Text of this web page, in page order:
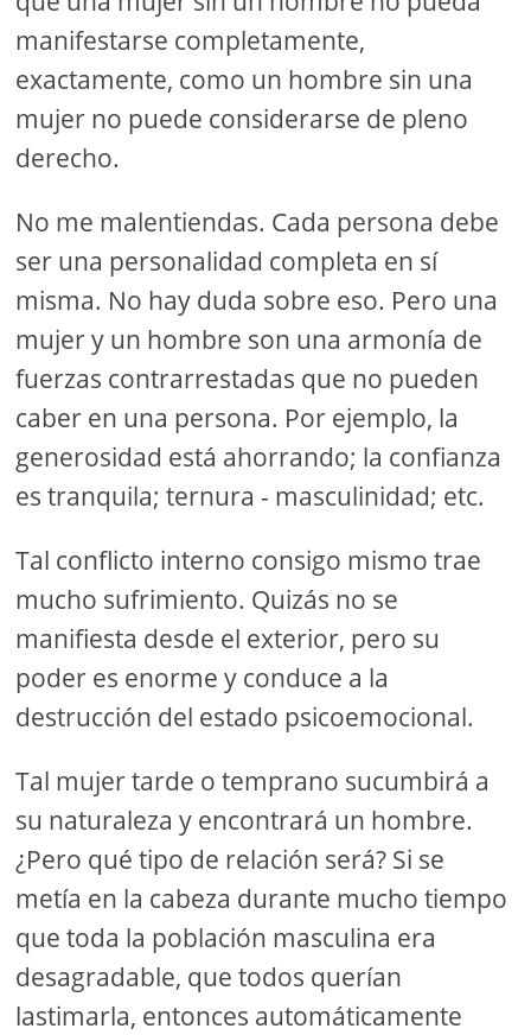
manifestarse completamente,
exactamente, como un hombre sin una
mujer no puede considerarse de pleno
derecho.
No me malentiendas. Cada persona debe
ser una personalidad completa en sí
misma. No hay duda sobre eso. Pero una
mujer y un hombre son una armonía de
fuerzas contrarrestadas que no pueden
caber en una persona. Por ejemplo, la
generosidad está ahorrando; la confianza
es tranquila; ternura - masculinidad; etc.
Tal conflicto interno consigo mismo trae
mucho sufrimiento. Quizás no se
manifiesta desde el exterior, pero su
poder es enorme y conduce a la
destrucción del estado psicoemocional.
Tal mujer tarde o temprano sucumbirá a
su naturaleza y encontrará un hombre.
¿Pero qué tipo de relación será? Si se
metía en la cabeza durante mucho tiempo
que toda la población masculina era
desagradable, que todos querían
lastimarla, entonces automáticamente